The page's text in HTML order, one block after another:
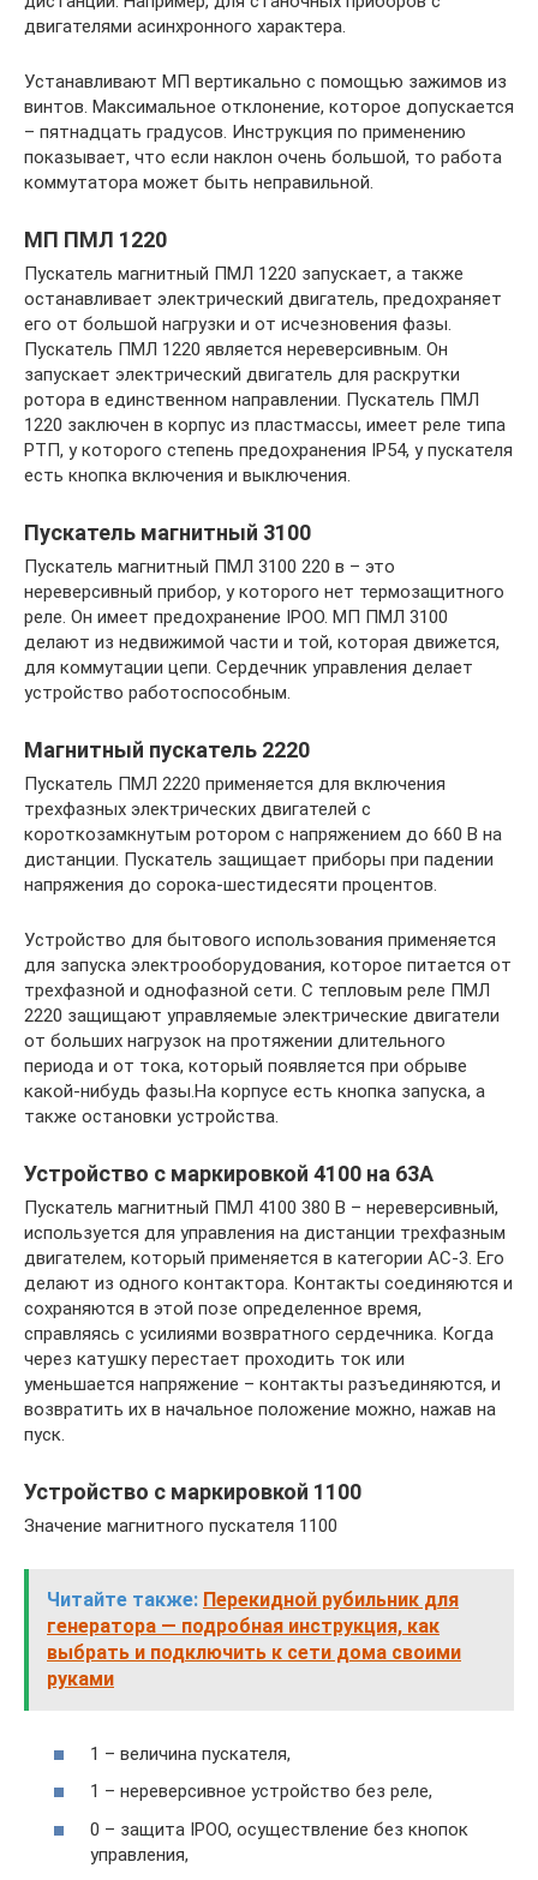
двигателями асинхронного характера.
Устанавливают МП вертикально с помощью зажимов из
винтов. Максимальное отклонение, которое допускается
– пятнадцать градусов. Инструкция по применению
показывает, что если наклон очень большой, то работа
коммутатора может быть неправильной.
МП ПМЛ 1220
Пускатель магнитный ПМЛ 1220 запускает, а также
останавливает электрический двигатель, предохраняет
его от большой нагрузки и от исчезновения фазы.
Пускатель ПМЛ 1220 является нереверсивным. Он
запускает электрический двигатель для раскрутки
ротора в единственном направлении. Пускатель ПМЛ
1220 заключен в корпус из пластмассы, имеет реле типа
РТП, у которого степень предохранения IP54, у пускателя
есть кнопка включения и выключения.
Пускатель магнитный 3100
Пускатель магнитный ПМЛ 3100 220 в – это
нереверсивный прибор, у которого нет термозащитного
реле. Он имеет предохранение IPOO. МП ПМЛ 3100
делают из недвижимой части и той, которая движется,
для коммутации цепи. Сердечник управления делает
устройство работоспособным.
Магнитный пускатель 2220
Пускатель ПМЛ 2220 применяется для включения
трехфазных электрических двигателей с
короткозамкнутым ротором с напряжением до 660 В на
дистанции. Пускатель защищает приборы при падении
напряжения до сорока-шестидесяти процентов.
Устройство для бытового использования применяется
для запуска электрооборудования, которое питается от
трехфазной и однофазной сети. С тепловым реле ПМЛ
2220 защищают управляемые электрические двигатели
от больших нагрузок на протяжении длительного
периода и от тока, который появляется при обрыве
какой-нибудь фазы.На корпусе есть кнопка запуска, а
также остановки устройства.
Устройство с маркировкой 4100 на 63А
Пускатель магнитный ПМЛ 4100 380 В – нереверсивный,
используется для управления на дистанции трехфазным
двигателем, который применяется в категории АС-3. Его
делают из одного контактора. Контакты соединяются и
сохраняются в этой позе определенное время,
справляясь с усилиями возвратного сердечника. Когда
через катушку перестает проходить ток или
уменьшается напряжение – контакты разъединяются, и
возвратить их в начальное положение можно, нажав на
пуск.
Устройство с маркировкой 1100
Значение магнитного пускателя 1100
Читайте также: Перекидной рубильник для
генератора — подробная инструкция, как
выбрать и подключить к сети дома своими
руками
1 – величина пускателя,
1 – нереверсивное устройство без реле,
0 – защита IPOO, осуществление без кнопок
управления,